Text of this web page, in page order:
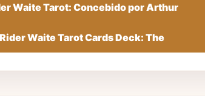
Waite Tarot: Concebido por Arthur
Waite Tarot Cards Deck: The